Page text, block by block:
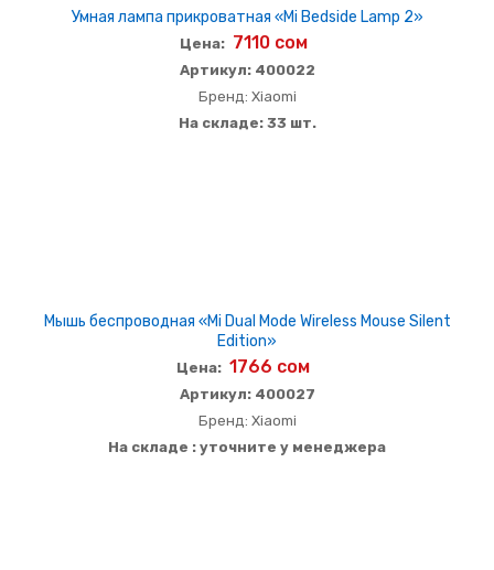
Умная лампа прикроватная «Mi Bedside Lamp 2»
Цена: 7110 сом
Артикул: 400022
Бренд: Xiaomi
На складе: 33 шт.
Мышь беспроводная «Mi Dual Mode Wireless Mouse Silent
Edition»
Цена: 1766 сом
Артикул: 400027
Бренд: Xiaomi
На складе : уточните у менеджера